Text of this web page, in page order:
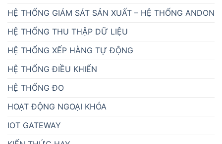
HỆ THỐNG GIÁM SÁT SẢN XUẤT – HỆ THỐNG ANDON
HỆ THỐNG THU THẬP DỮ LIỆU
HỆ THỐNG XẾP HÀNG TỰ ĐỘNG
HỆ THỐNG ĐIỀU KHIỂN
HỆ THỐNG ĐO
HOẠT ĐỘNG NGOẠI KHÓA
IOT GATEWAY